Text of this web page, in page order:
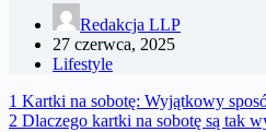
Redakcja LLP
27 czerwca, 2025
Lifestyle
1 Kartki na sobotę: Wyjątkowy
2 Dlaczego kartki na sobotę są tak